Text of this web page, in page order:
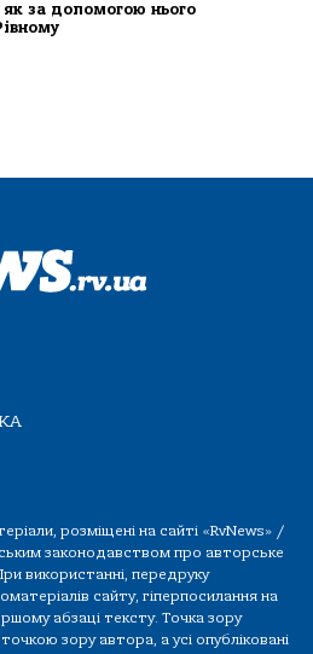
за допомогою нього
розміщені на сайті «RvNews» /
законодавством про авторське
використанні, передруку
сайту, гіперпосилання на
абзаці тексту. Точка зору
зору автора, а усі опубліковані